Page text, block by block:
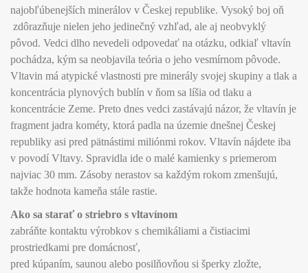
najobľúbenejších minerálov v Českej republike. Vysoký boj oň
zdôrazňuje nielen jeho jedinečný vzhľad, ale aj neobvyklý
pôvod. Vedci dlho nevedeli odpovedať na otázku, odkiaľ vltavín
pochádza, kým sa neobjavila teória o jeho vesmírnom pôvode.
Vltavin má atypické vlastnosti pre minerály svojej skupiny a tlak a
koncentrácia plynových bublín v ňom sa líšia od tlaku a
koncentrácie Zeme. Preto dnes vedci zastávajú názor, že vltavín je
fragment jadra kométy, ktorá padla na územie dnešnej Českej
republiky asi pred pätnástimi miliónmi rokov. Vltavín nájdete iba
v povodí Vltavy. Spravidla ide o malé kamienky s priemerom
najviac 30 mm. Zásoby nerastov sa každým rokom zmenšujú,
takže hodnota kameňa stále rastie.
Ako sa starať o striebro s vltavínom
zabráňte kontaktu výrobkov s chemikáliami a čistiacimi
prostriedkami pre domácnosť,
pred kúpaním, saunou alebo posilňovňou si šperky zložte,